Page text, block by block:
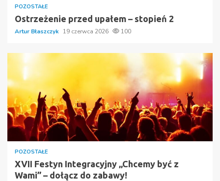
POZOSTAŁE
Ostrzeżenie przed upałem – stopień 2
Artur Błaszczyk 19 czerwca 2026 100
POZOSTAŁE
XVII Festyn Integracyjny „Chcemy być z
Wami” – dołącz do zabawy!